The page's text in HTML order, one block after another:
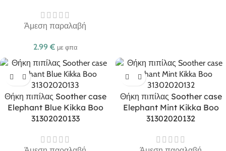
Άμεση παραλαβή
2.99 € με φπα
Θήκη πιπίλας Soother case
Elephant Blue Kikka Boo
31302020133
Θήκη πιπίλας Soother case
Elephant Mint Kikka Boo
31302020132